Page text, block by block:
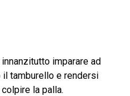
imparare ad
il tamburello e rendersi
la palla.